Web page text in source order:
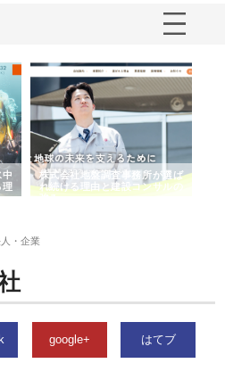
株式会社地盤調査事務所が選ば
れ続ける理由と建設コンサルの
強み
・企業
google+ はてブ